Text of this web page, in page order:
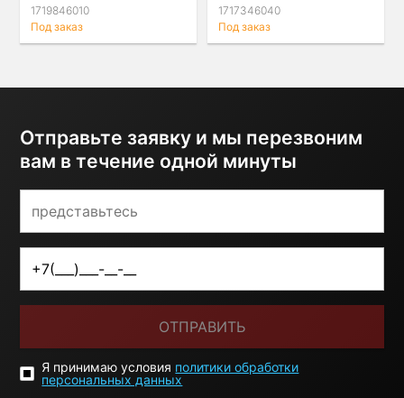
1719846010
Под заказ
1717346040
Под заказ
Отправьте заявку и мы перезвоним
вам в течение одной минуты
ОТПРАВИТЬ
Я принимаю условия политики обработки
персональных данных